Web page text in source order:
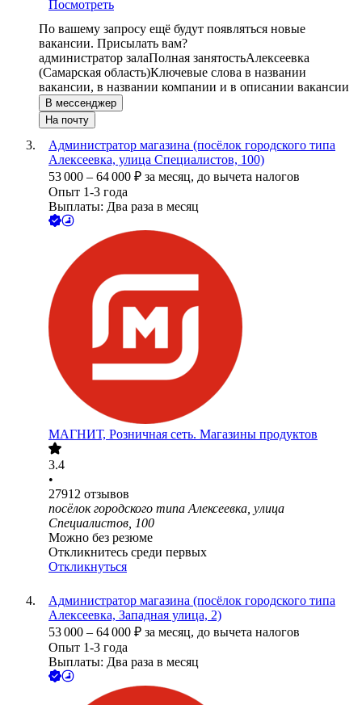
Посмотреть
По вашему запросу ещё будут появляться новые
вакансии. Присылать вам?
администратор залаПолная занятостьАлексеевка
(Самарская область)Ключевые слова в названии
вакансии, в названии компании и в описании вакансии
В мессенджер
На почту
Администратор магазина (посёлок городского типа
Алексеевка, улица Специалистов, 100)
53 000 – 64 000 ₽ за месяц, до вычета налогов
Опыт 1-3 года
Выплаты: Два раза в месяц
МАГНИТ, Розничная сеть. Магазины продуктов
3.4
•
27912 отзывов
посёлок городского типа Алексеевка, улица
Специалистов, 100
Можно без резюме
Откликнитесь среди первых
Откликнуться
Администратор магазина (посёлок городского типа
Алексеевка, Западная улица, 2)
53 000 – 64 000 ₽ за месяц, до вычета налогов
Опыт 1-3 года
Выплаты: Два раза в месяц